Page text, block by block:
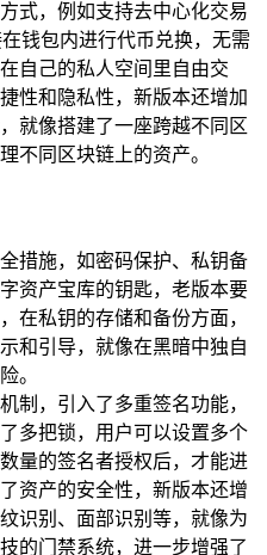
式，例如支持去中心化交易
钱包内进行代币兑换，无需
自己的私人空间里自由交
性和隐私性，新版本还增加
就像搭建了一座跨越不同区
不同区块链上的资产。
措施，如密码保护、私钥备
资产宝库的钥匙，老版本要
在私钥的存储和备份方面，
和引导，就像在黑暗中独自
。
制，引入了多重签名功能，
多把锁，用户可以设置多个
量的签名者授权后，才能进
资产的安全性，新版本还增
识别、面部识别等，就像为
的门禁系统，进一步增强了